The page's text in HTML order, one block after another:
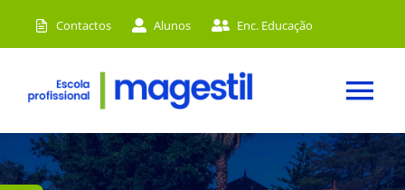
to
Contactos Alunos Enc. Educação
HOME